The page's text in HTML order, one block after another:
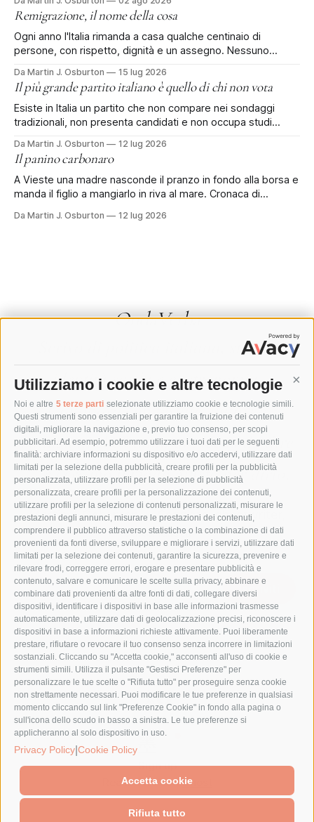
Utilizziamo i cookie e altre tecnologie
Noi e altre 5 terze parti selezionate utilizziamo cookie e tecnologie simili.
Questi strumenti sono essenziali per garantire la fruizione dei contenuti
digitali, migliorare la navigazione e, previo tuo consenso, per scopi
pubblicitari. Ad esempio, potremmo utilizzare i tuoi dati per le seguenti
finalità: archiviare informazioni su dispositivo e/o accedervi, utilizzare dati
limitati per la selezione della pubblicità, creare profili per la pubblicità
personalizzata, utilizzare profili per la selezione di pubblicità
personalizzata, creare profili per la personalizzazione dei contenuti,
utilizzare profili per la selezione di contenuti personalizzati, misurare le
prestazioni degli annunci, misurare le prestazioni dei contenuti,
comprendere il pubblico attraverso statistiche o la combinazione di dati
provenienti da fonti diverse, sviluppare e migliorare i servizi, utilizzare dati
limitati per la selezione dei contenuti, garantire la sicurezza, prevenire e
rilevare frodi, correggere errori, erogare e presentare pubblicità e
contenuto, salvare e comunicare le scelte sulla privacy, abbinare e
combinare dati provenienti da altre fonti di dati, collegare diversi
dispositivi, identificare i dispositivi in base alle informazioni trasmesse
automaticamente, utilizzare dati di geolocalizzazione precisi, riconoscere i
dispositivi in base a informazioni richieste attivamente. Puoi liberamente
prestare, rifiutare o revocare il tuo consenso senza incorrere in limitazioni
sostanziali. Cliccando su "Accetta cookie," acconsenti all'uso di cookie e
strumenti simili. Utilizza il pulsante "Gestisci Preferenze" per
personalizzare le tue scelte o "Rifiuta tutto" per proseguire senza cookie
non strettamente necessari. Puoi modificare le tue preferenze in qualsiasi
momento cliccando sul link "Preferenze Cookie" in fondo alla pagina o
sull'icona dello scudo in basso a sinistra. Le tue preferenze si
applicheranno al solo dispositivo in uso.
Privacy Policy Cookie Policy
Accetta cookie
Rifiuta tutto
Waldorf Astoria di Washington: il vecchio Old Post Office, il
palazzo federale che
Remigrazione, il nome della cosa
Ogni anno l'Italia rimanda a casa qualche centinaio di
persone, con rispetto, dignità e un assegno. Nessuno
quattro, forse cinquecento persone che ogni anno lasciano
l'Italia con l'aiuto dello Stato italiano. Si chiama rimpatrio
Da Martin J. Osburton 15 lug 2026
Il più grande partito italiano è quello di chi non vota
Esiste in Italia un partito che non compare nei sondaggi
tradizionali, non presenta candidati e non occupa studi
partito del Paese: è quello di chi ha deciso di non votare più.
Secondo alcune stime sull'affluenza alle prossime elezioni
Da Martin J. Osburton 12 lug 2026
Il panino carbonaro
A Vieste una madre nasconde il pranzo in fondo alla borsa e
manda il figlio a mangiarlo in riva al mare. Cronaca di
borsa, sotto i teli e la crema solare, nascosto come si
Da Martin J. Osburton 12 lug 2026
OndaVerba
Scrivo di politica italiana, storia,
identità sarda e gastronomia.
Collaboro con testate, autori e
istituzioni che hanno qualcosa da dire
— e cercano il modo giusto per dirlo.
Martin J. Osburton — Saggista, ghostwriter,
editorialista
Iscriviti
Sign up
Realizzato conGhost